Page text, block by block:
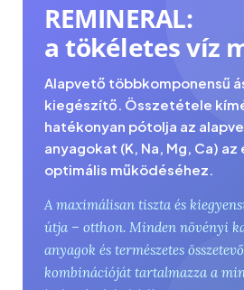
REMINERAL:
a tökéletes víz
Alapvető többkomponensű
kiegészítő. Összetétele
hatékonyan pótolja az
anyagokat (K, Na, Mg, Ca)
optimális működéséhez.
A maximálisan tiszta és
útja – otthon. Minden növényi
anyagok és természetes
kombinációját tartalmazza a